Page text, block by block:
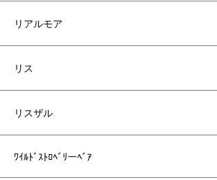
リアルモア
リス
リスザル
ﾜｲﾙﾄﾞｽﾄﾛﾍﾞﾘーﾍﾞｱ